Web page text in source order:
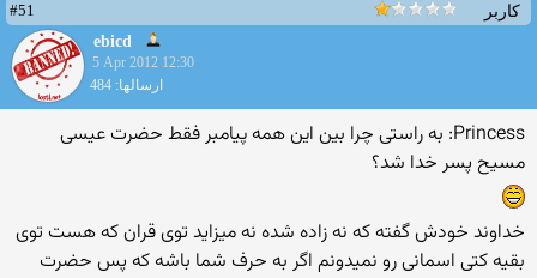
کاربر
#51
ebicd
5 Apr 2012 12:30
ارسالها: 484
Princess: به راستی چرا بین این همه پیامبر فقط حضرت عیسی
مسیح پسر خدا شد؟
خداوند خودش گفته که نه زاده شده نه میزاید توی قران که هست توی
بقیه کتی اسمانی رو نمیدونم اگر به حرف شما باشه که پس حضرت